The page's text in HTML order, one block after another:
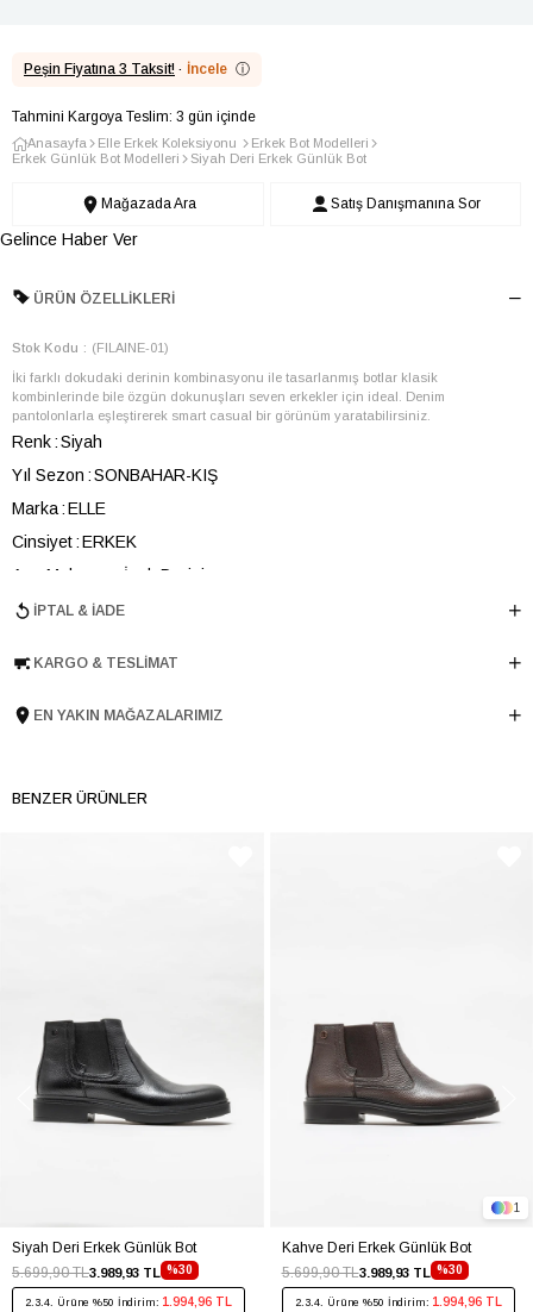
Peşin Fiyatına 3 Taksit! · İncele ⓘ
Tahmini Kargoya Teslim: 3 gün içinde
Anasayfa Elle Erkek Koleksiyonu
Erkek Bot Modelleri
Erkek Günlük Bot Modelleri
Siyah Deri Erkek Günlük Bot
Mağazada Ara Satış Danışmanına Sor
Gelince Haber Ver
ÜRÜN ÖZELLIKLERI
Stok Kodu (FILAINE-01)
İki farklı dokudaki derinin kombinasyonu ile tasarlanmış botlar klasik
kombinlerinde bile özgün dokunuşları seven erkekler için ideal. Denim
pantolonlarla eşleştirerek smart casual bir görünüm yaratabilirsiniz.
Renk Siyah
Yıl Sezon SONBAHAR-KIŞ
Marka ELLE
Cinsiyet ERKEK
Ana Malzeme
İnek Derisi
Astar Malzemesi
Taban Malzemesi
Ürün Cinsi
Günlük
Ürün Grubu
BOT
İPTAL & İADE
KARGO & TESLIMAT
EN YAKIN MAĞAZALARIMIZ
BENZER ÜRÜNLER
Siyah Deri Erkek Günlük Bot
%30
3.989,93 TL
5.699,90 TL
2.3.4. Ürüne %50 İndirim: 1.994,96 TL
Kahve Deri Erkek Günlük Bot
%30
3.989,93 TL
5.699,90 TL
2.3.4. Ürüne %50 İndirim: 1.994,96 TL
1